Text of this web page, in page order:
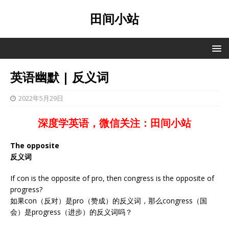
田间小站
英语幽默 | 反义词
2022年5月29日
深度学英语，微信关注：田间小站
The opposite
反义词
If con is the opposite of pro, then congress is the opposite of
progress?
如果con（反对）是pro（赞成）的反义词，那么congress（国
会）是progress（进步）的反义词吗？